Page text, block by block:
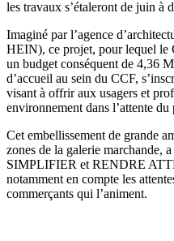
les travaux s’étaleront de juin à
Imaginé par l’agence
HEIN), ce projet, pour lequel le
un budget conséquent de 4,36
d’accueil au sein du CCF,
visant à offrir aux usagers et
environnement dans l’attente
Cet embellissement de grande
zones de la galerie
SIMPLIFIER et RENDRE
notamment en compte les
commerçants qui l’animent.